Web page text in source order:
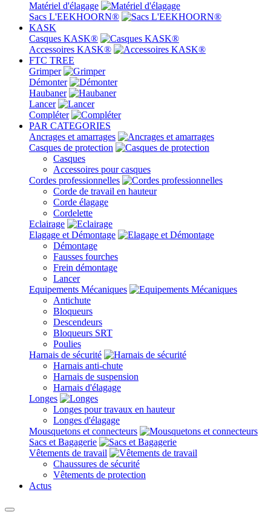
Matériel d'élagage
Sacs L'EEKHOORN®
KASK
Casques KASK®
Accessoires KASK®
FTC TREE
Grimper
Démonter
Haubaner
Lancer
Compléter
PAR CATEGORIES
Ancrages et amarrages
Casques de protection
Casques
Accessoires pour casques
Cordes professionnelles
Corde de travail en hauteur
Corde élagage
Cordelette
Eclairage
Elagage et Démontage
Démontage
Fausses fourches
Frein démontage
Lancer
Equipements Mécaniques
Antichute
Bloqueurs
Descendeurs
Bloqueurs SRT
Poulies
Harnais de sécurité
Harnais anti-chute
Harnais de suspension
Harnais d'élagage
Longes
Longes pour travaux en hauteur
Longes d'élagage
Mousquetons et connecteurs
Sacs et Bagagerie
Vêtements de travail
Chaussures de sécurité
Vêtements de protection
Actus